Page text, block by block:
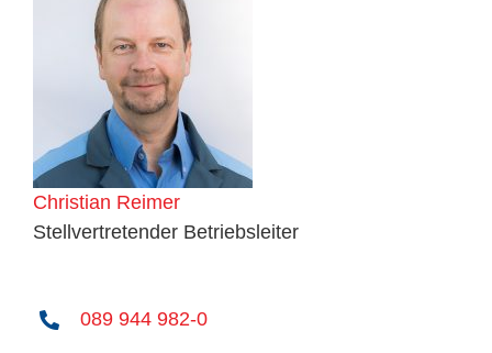
Christian Reimer
Stellvertretender Betriebsleiter
089 944 982-0